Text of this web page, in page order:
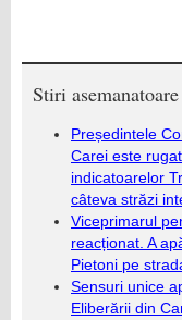
Stiri asemanatoare
Președintele
Carei este
indicatoarelor
câteva străzi
Viceprimarul
reacționat. A
Pietoni pe
Sensuri unice
Eliberării din